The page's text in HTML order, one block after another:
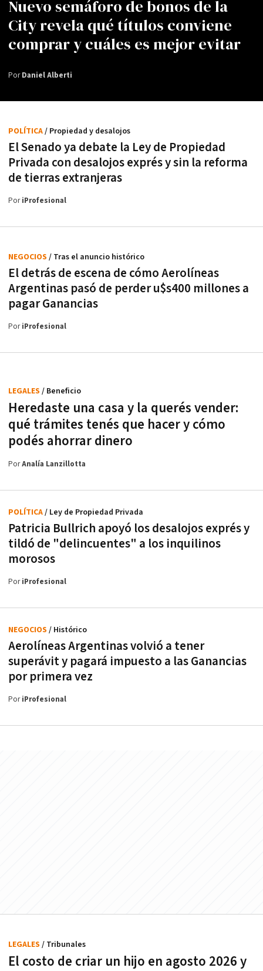
Nuevo semáforo de bonos de la
City revela qué títulos conviene
comprar y cuáles es mejor evitar
PorDaniel Alberti
El Senado ya debate la Ley de Propiedad
Privada con desalojos exprés y sin la reforma
de tierras extranjeras
POLÍTICA/ Propiedad y desalojos
PoriProfesional
El detrás de escena de cómo Aerolíneas
Argentinas pasó de perder u$s400 millones a
pagar Ganancias
NEGOCIOS / Tras el anuncio histórico
PoriProfesional
Heredaste una casa y la querés vender:
qué trámites tenés que hacer y cómo
podés ahorrar dinero
LEGALES / Beneficio
PorAnalía Lanzillotta
Patricia Bullrich apoyó los desalojos exprés y
tildó de "delincuentes" a los inquilinos
morosos
POLÍTICA/ Ley de Propiedad Privada
PoriProfesional
Aerolíneas Argentinas volvió a tener
superávit y pagará impuesto a las Ganancias
por primera vez
NEGOCIOS / Histórico
PoriProfesional
El costo de criar un hijo en agosto 2026 y
LEGALES / Tribunales